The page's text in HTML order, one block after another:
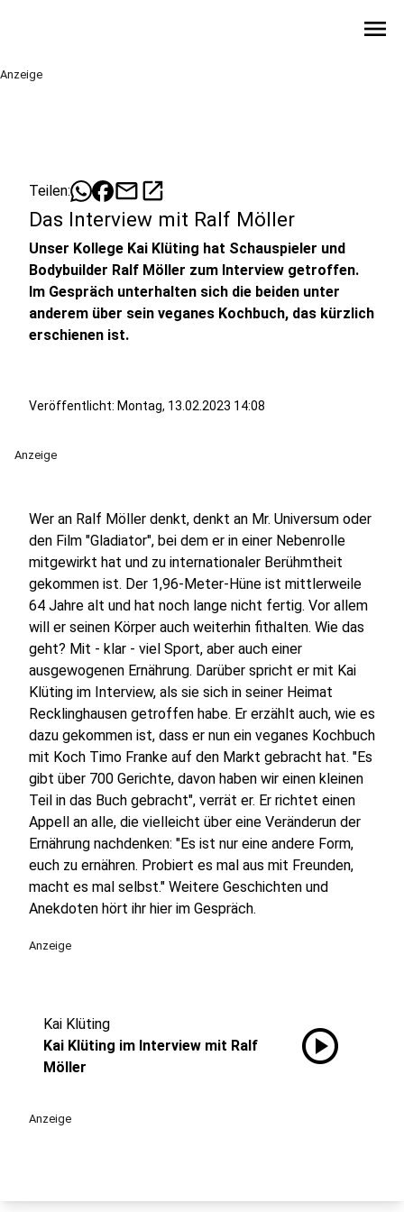
menu
Anzeige
Teilen: mailopen_in_new
Das Interview mit Ralf Möller
Unser Kollege Kai Klüting hat Schauspieler und
Bodybuilder Ralf Möller zum Interview getroffen.
Im Gespräch unterhalten sich die beiden unter
anderem über sein veganes Kochbuch, das kürzlich
erschienen ist.
Veröffentlicht: Montag, 13.02.2023 14:08
Anzeige
Wer an Ralf Möller denkt, denkt an Mr. Universum oder
den Film "Gladiator", bei dem er in einer Nebenrolle
mitgewirkt hat und zu internationaler Berühmtheit
gekommen ist. Der 1,96-Meter-Hüne ist mittlerweile
64 Jahre alt und hat noch lange nicht fertig. Vor allem
will er seinen Körper auch weiterhin fithalten. Wie das
geht? Mit - klar - viel Sport, aber auch einer
ausgewogenen Ernährung. Darüber spricht er mit Kai
Klüting im Interview, als sie sich in seiner Heimat
Recklinghausen getroffen habe. Er erzählt auch, wie es
dazu gekommen ist, dass er nun ein veganes Kochbuch
mit Koch Timo Franke auf den Markt gebracht hat. "Es
gibt über 700 Gerichte, davon haben wir einen kleinen
Teil in das Buch gebracht", verrät er. Er richtet einen
Appell an alle, die vielleicht über eine Veränderun der
Ernährung nachdenken: "Es ist nur eine andere Form,
euch zu ernähren. Probiert es mal aus mit Freunden,
macht es mal selbst." Weitere Geschichten und
Anekdoten hört ihr hier im Gespräch.
Anzeige
Kai Klüting
Kai Klüting im Interview mit Ralf
Möller
play_circle
Anzeige